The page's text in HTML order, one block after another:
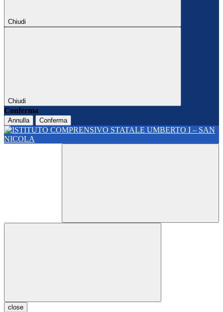
Chiudi
Chiudi
Conferma
Annulla Conferma
close